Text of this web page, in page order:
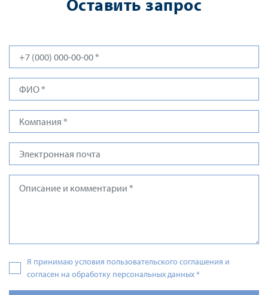
Оставить запрос
Я принимаю условия пользовательского соглашения и
согласен на обработку персональных данных*